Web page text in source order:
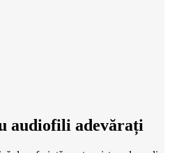
audiofili adevărați